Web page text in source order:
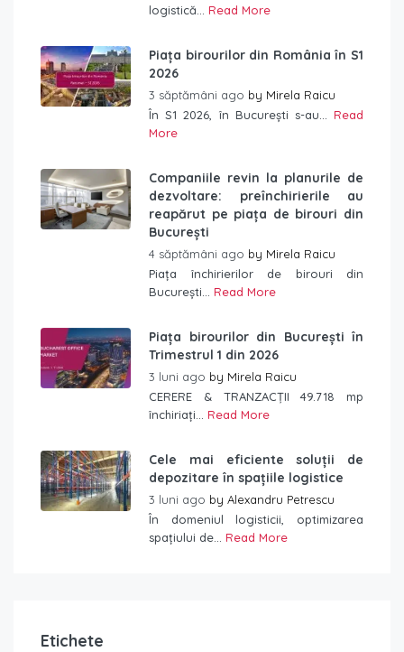
logistică... Read More
Piața birourilor din România în S1
2026
3 săptămâni ago by Mirela Raicu
În S1 2026, în București s-au... Read
More
Companiile revin la planurile de
dezvoltare: preînchirierile au
reapărut pe piața de birouri din
București
4 săptămâni ago by Mirela Raicu
Piața închirierilor de birouri din
București... Read More
Piața birourilor din București în
Trimestrul 1 din 2026
3 luni ago by Mirela Raicu
CERERE & TRANZACȚII 49.718 mp
închiriați... Read More
Cele mai eficiente soluții de
depozitare în spațiile logistice
3 luni ago by Alexandru Petrescu
În domeniul logisticii, optimizarea
spațiului de... Read More
Etichete